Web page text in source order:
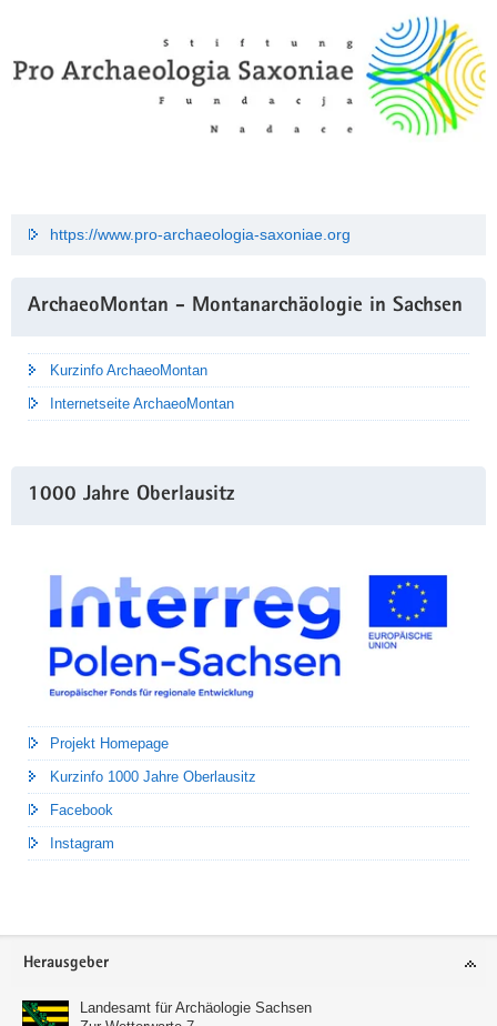
https://www.pro-archaeologia-saxoniae.org
ArchaeoMontan - Montanarchäologie in Sachsen
Kurzinfo ArchaeoMontan
Internetseite ArchaeoMontan
1000 Jahre Oberlausitz
Projekt Homepage
Kurzinfo 1000 Jahre Oberlausitz
Facebook
Instagram
Footer-
Herausgeber
Landesamt für Archäologie Sachsen